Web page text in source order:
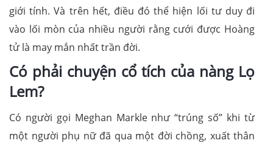
giới tính. Và trên hết, điều đó thể hiện lối tư duy đi
vào lối mòn của nhiều người rằng cưới được Hoàng
tử là may mắn nhất trần đời.
Có phải chuyện cổ tích của nàng Lọ
Lem?
Có người gọi Meghan Markle như “trúng số” khi từ
một người phụ nữ đã qua một đời chồng, xuất thân